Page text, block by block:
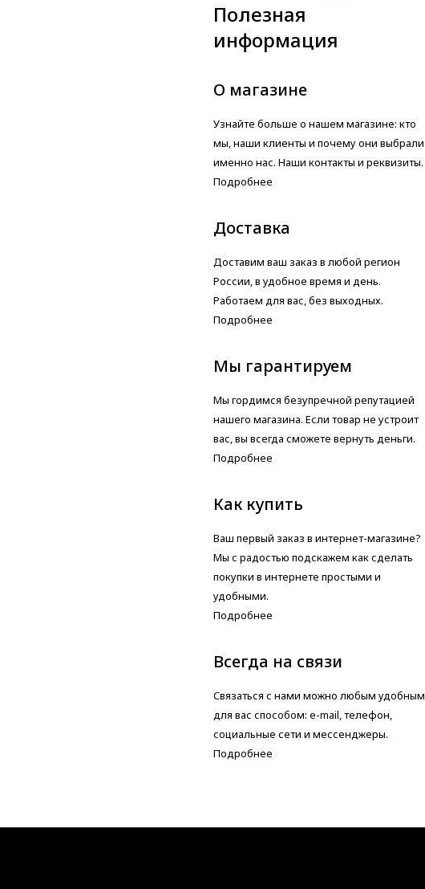
Полезная
информация
О магазине
Узнайте больше о нашем магазине: кто
мы, наши клиенты и почему они выбрали
именно нас. Наши контакты и реквизиты.
Подробнее
Доставка
Доставим ваш заказ в любой регион
России, в удобное время и день.
Работаем для вас, без выходных.
Подробнее
Мы гарантируем
Мы гордимся безупречной репутацией
нашего магазина. Если товар не устроит
вас, вы всегда сможете вернуть деньги.
Подробнее
Как купить
Ваш первый заказ в интернет-магазине?
Мы с радостью подскажем как сделать
покупки в интернете простыми и
удобными.
Подробнее
Всегда на связи
Связаться с нами можно любым удобным
для вас способом: e-mail, телефон,
социальные сети и мессенджеры.
Подробнее